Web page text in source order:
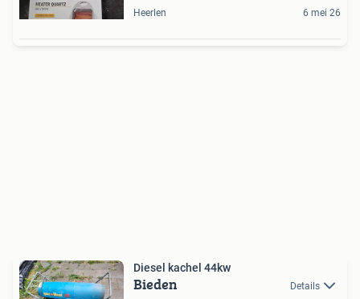
Heerlen 6 mei 26
Diesel kachel 44kw
Bieden Details